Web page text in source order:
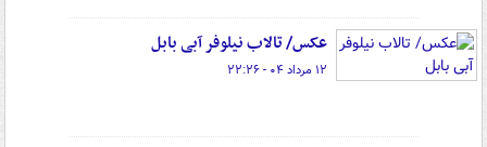
عکس/ تالاب نیلوفر آبی بابل
۱۲ مرداد ۰۴ - ۲۲:۲۶